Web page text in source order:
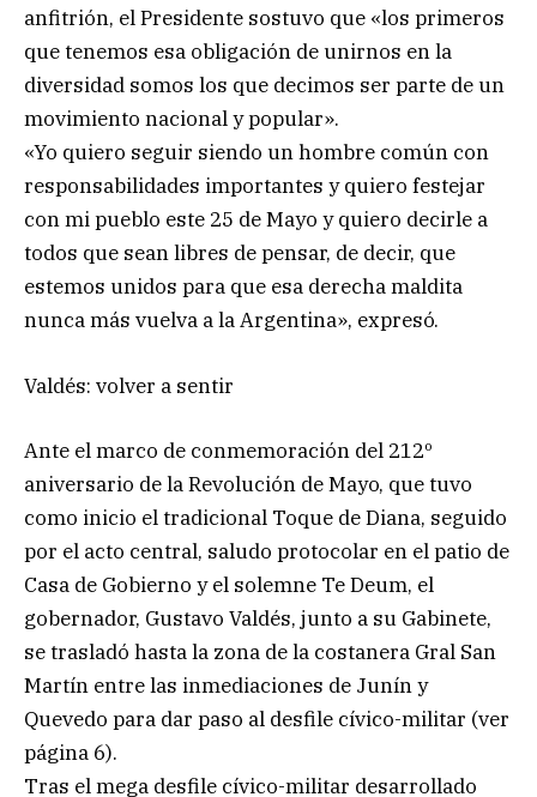
anfitrión, el Presidente sostuvo que «los primeros
que tenemos esa obligación de unirnos en la
diversidad somos los que decimos ser parte de un
movimiento nacional y popular».
«Yo quiero seguir siendo un hombre común con
responsabilidades importantes y quiero festejar
con mi pueblo este 25 de Mayo y quiero decirle a
todos que sean libres de pensar, de decir, que
estemos unidos para que esa derecha maldita
nunca más vuelva a la Argentina», expresó.
Valdés: volver a sentir
Ante el marco de conmemoración del 212º
aniversario de la Revolución de Mayo, que tuvo
como inicio el tradicional Toque de Diana, seguido
por el acto central, saludo protocolar en el patio de
Casa de Gobierno y el solemne Te Deum, el
gobernador, Gustavo Valdés, junto a su Gabinete,
se trasladó hasta la zona de la costanera Gral San
Martín entre las inmediaciones de Junín y
Quevedo para dar paso al desfile cívico-militar (ver
página 6).
Tras el mega desfile cívico-militar desarrollado